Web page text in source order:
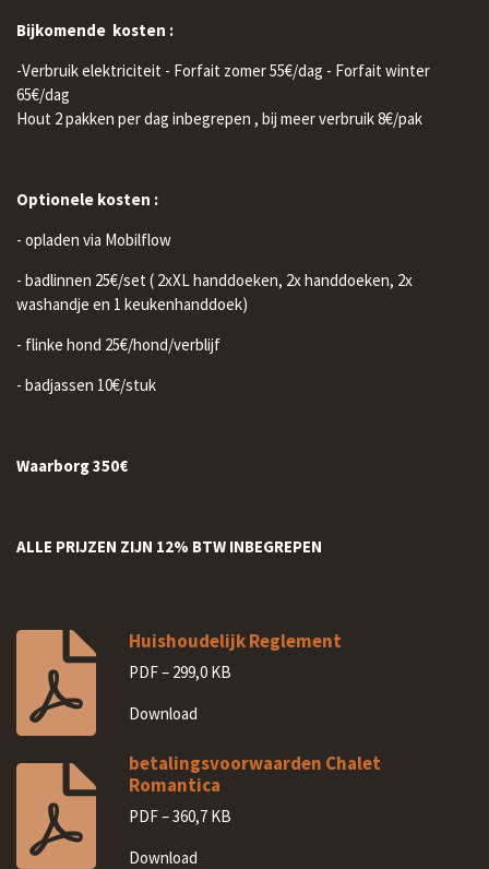
Bijkomende kosten :
-Verbruik elektriciteit - Forfait zomer 55€/dag - Forfait winter
65€/dag
Hout 2 pakken per dag inbegrepen , bij meer verbruik 8€/pak
Optionele kosten :
- opladen via Mobilflow
- badlinnen 25€/set ( 2xXL handdoeken, 2x handdoeken, 2x
washandje en 1 keukenhanddoek)
- flinke hond 25€/hond/verblijf
- badjassen 10€/stuk
Waarborg 350€
ALLE PRIJZEN ZIJN 12% BTW INBEGREPEN
Huishoudelijk Reglement
PDF – 299,0 KB
Download
betalingsvoorwaarden Chalet
Romantica
PDF – 360,7 KB
Download